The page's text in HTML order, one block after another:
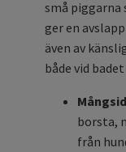
små
ger en
även av
både vid
borsta,
från